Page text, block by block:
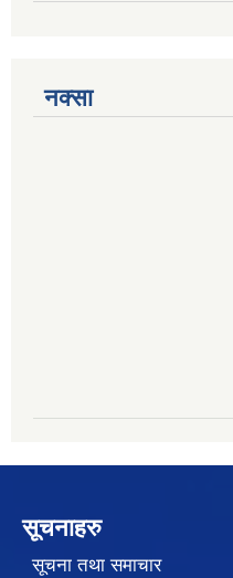
नक्सा
सूचनाहरु
सूचना तथा समाचार